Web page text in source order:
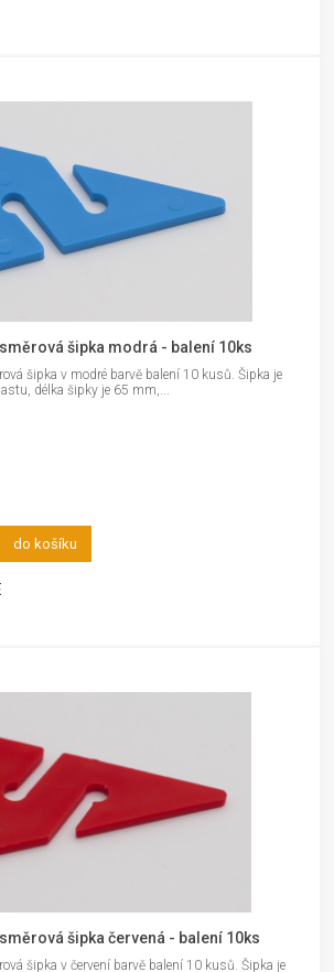
šipka modrá - balení 10ks
šipka v modré barvě balení 10 kusů. Šipka je
délka šipky je 65 mm,...
do košíku
šipka červená - balení 10ks
šipka v červení barvě balení 10 kusů. Šipka je